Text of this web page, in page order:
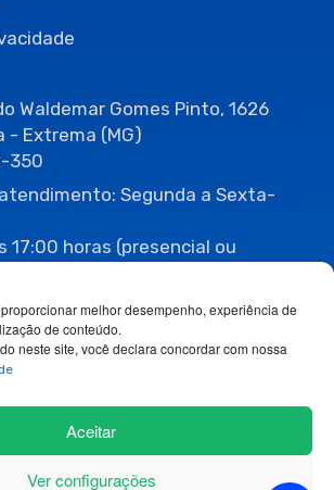
melhor desempenho, experiência de
de conteúdo.
neste site, você declara concordar com nossa
Aceitar
Ver configurações
Waldemar Gomes Pinto, 1626
- Extrema (MG)
350
Segunda a Sexta-
17:00 horas (presencial ou
(35) 3435-3063